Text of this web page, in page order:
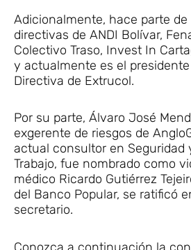
Adicionalmente, hace parte
directivas de ANDI Bolívar,
Colectivo Traso, Invest In
y actualmente es el
Directiva de Extrucol.
Por su parte, Álvaro José
exgerente de riesgos de
actual consultor en Seguridad
Trabajo, fue nombrado como
médico Ricardo Gutiérrez
del Banco Popular, se ratificó
secretario.
Conozca a continuación la